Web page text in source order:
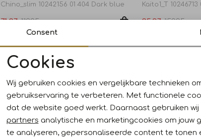
Chino_slim 10242156 01 404 Dark blue
71,97 119,95
Kaito1_T
95,97 159,95
Hugo Boss Hugo Boss
Sale
Hugo Boss
H-Kaiton 10261221 01 282 Open beige
83,97 139,95
Noodzakelijke cookies
Analytische cookies Marketing
Consent
Cookies
Wij gebruiken cookies en vergelijkbare technieken
gebruikservaring te verbeteren. Met functionele
dat de website goed werkt. Daarnaast gebruiken
partners analytische en marketingcookies om jouw
te analyseren, gepersonaliseerde content te tonen